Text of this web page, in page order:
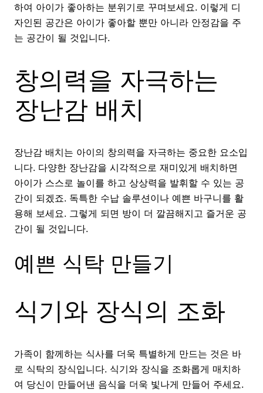
하여 아이가 좋아하는 분위기로 꾸며보세요. 이렇게 디
자인된 공간은 아이가 좋아할 뿐만 아니라 안정감을 주
는 공간이 될 것입니다.
창의력을 자극하는
장난감 배치
장난감 배치는 아이의 창의력을 자극하는 중요한 요소입
니다. 다양한 장난감을 시각적으로 재미있게 배치하면
아이가 스스로 놀이를 하고 상상력을 발휘할 수 있는 공
간이 되겠죠. 독특한 수납 솔루션이나 예쁜 바구니를 활
용해 보세요. 그렇게 되면 방이 더 깔끔해지고 즐거운 공
간이 될 것입니다.
예쁜 식탁 만들기
식기와 장식의 조화
가족이 함께하는 식사를 더욱 특별하게 만드는 것은 바
로 식탁의 장식입니다. 식기와 장식을 조화롭게 매치하
여 당신이 만들어낸 음식을 더욱 빛나게 만들어 주세요.